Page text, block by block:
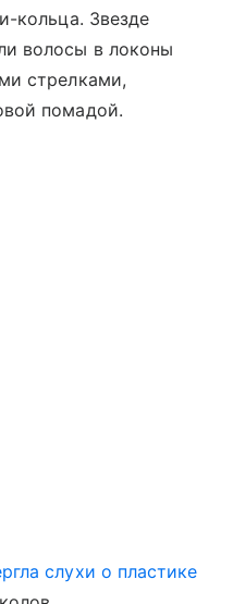
кольца. Звезде
волосы в локоны
стрелками,
помадой.
слухи о пластике